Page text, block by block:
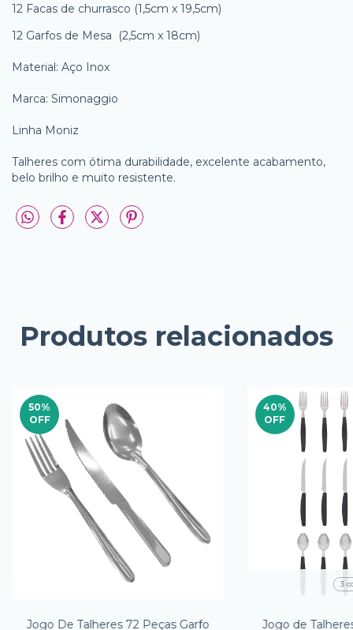
12 Facas de churrasco (1,5cm x 19,5cm)
12 Garfos de Mesa (2,5cm x 18cm)
Material: Aço Inox
Marca: Simonaggio
Linha Moniz
Talheres com ótima durabilidade, excelente acabamento,
belo brilho e muito resistente.
Produtos relacionados
50%
OFF
Jogo De Talheres 72 Peças Garfo
40%
OFF
3
Jogo de